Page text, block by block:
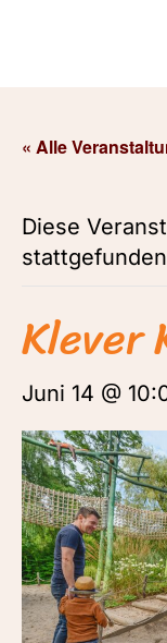
« Alle
Diese
Klever
Juni 14 @